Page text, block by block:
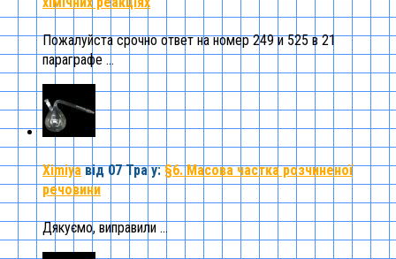
Пожалуйста срочно ответ на номер 249 и 525 в 21
параграфе ...
Ximiya від 07 Трау:§6. Масова частка розчиненої
речовини
Дякуємо, виправили ...